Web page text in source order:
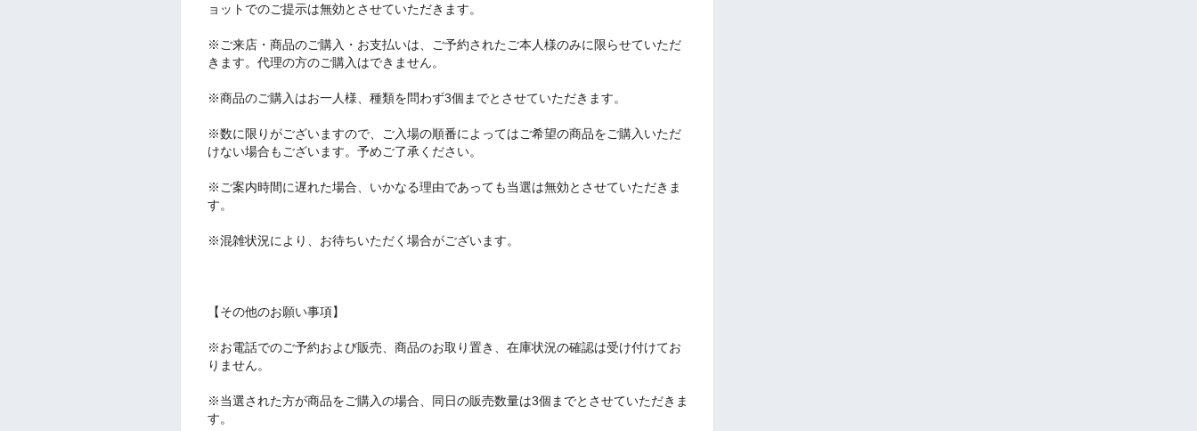
ョットでのご提示は無効とさせていただきます。
※ご来店・商品のご購入・お支払いは、ご予約されたご本人様のみに限らせていただ
きます。代理の方のご購入はできません。
※商品のご購入はお一人様、種類を問わず3個までとさせていただきます。
※数に限りがございますので、ご入場の順番によってはご希望の商品をご購入いただ
けない場合もございます。予めご了承ください。
※ご案内時間に遅れた場合、いかなる理由であっても当選は無効とさせていただきま
す。
※混雑状況により、お待ちいただく場合がございます。
【その他のお願い事項】
※お電話でのご予約および販売、商品のお取り置き、在庫状況の確認は受け付けてお
りません。
※当選された方が商品をご購入の場合、同日の販売数量は3個までとさせていただきま
す。